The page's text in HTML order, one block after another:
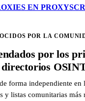
EN
POR LA
por los
directorios
forma independiente en
y listas comunitarias más